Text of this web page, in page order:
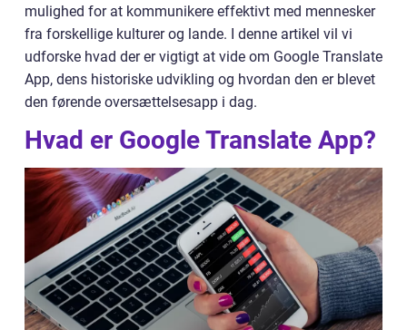
mulighed for at kommunikere effektivt med mennesker
fra forskellige kulturer og lande. I denne artikel vil vi
udforske hvad der er vigtigt at vide om Google Translate
App, dens historiske udvikling og hvordan den er blevet
den førende oversættelsesapp i dag.
Hvad er Google Translate App?